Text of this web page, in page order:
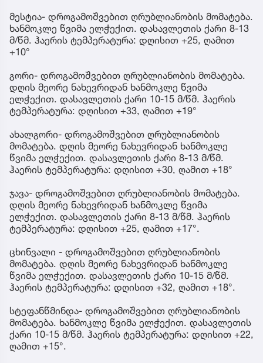
მესტია- დროგამოშვებით ღრუბლიანობის მომატება.
ხანმოკლე წვიმა ელჭექით. დასავლეთის ქარი 8-13
მ/წმ. ჰაერის ტემპერატურა: დღისით +25, ღამით
+10°
გორი- დროგამოშვებით ღრუბლიანობის მომატება.
დღის მეორე ნახევრიდან ხანმოკლე წვიმა
ელჭექით. დასავლეთის ქარი 10-15 მ/წმ. ჰაერის
ტემპერატურა: დღისით +33, ღამით +19°
ახალგორი- დროგამოშვებით ღრუბლიანობის
მომატება. დღის მეორე ნახევრიდან ხანმოკლე
წვიმა ელჭექით. დასავლეთის ქარი 8-13 მ/წმ.
ჰაერის ტემპერატურა: დღისით +30, ღამით +18°
ჯავა- დროგამოშვებით ღრუბლიანობის მომატება.
დღის მეორე ნახევრიდან ხანმოკლე წვიმა
ელჭექით. დასავლეთის ქარი 8-13 მ/წმ. ჰაერის
ტემპერატურა: დღისით +25, ღამით +17°.
ცხინვალი - დროგამოშვებით ღრუბლიანობის
მომატება. დღის მეორე ნახევრიდან ხანმოკლე
წვიმა ელჭექით. დასავლეთის ქარი 10-15 მ/წმ.
ჰაერის ტემპერატურა: დღისით +32, ღამით +18°.
სტეფანწმინდა- დროგამოშვებით ღრუბლიანობის
მომატება. ხანმოკლე წვიმა ელჭექით. დასავლეთის
ქარი 10-15 მ/წმ. ჰაერის ტემპერატურა: დღისით +22,
ღამით +15°.